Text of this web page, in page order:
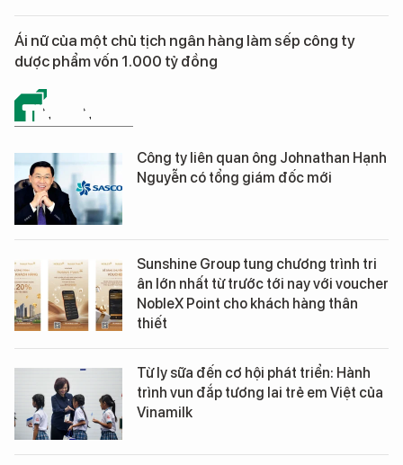
Ái nữ của một chủ tịch ngân hàng làm sếp công ty
dược phẩm vốn 1.000 tỷ đồng
TIN CÔNG BỐ
Công ty liên quan ông Johnathan Hạnh
Nguyễn có tổng giám đốc mới
Sunshine Group tung chương trình tri
ân lớn nhất từ trước tới nay với voucher
NobleX Point cho khách hàng thân
thiết
Từ ly sữa đến cơ hội phát triển: Hành
trình vun đắp tương lai trẻ em Việt của
Vinamilk